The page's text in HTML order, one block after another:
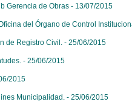
Gerencia de Obras - 13/07/2015
del Órgano de Control
de Registro Civil. - 25/06/2015
- 25/06/2015
2015
Municipalidad. - 25/06/2015